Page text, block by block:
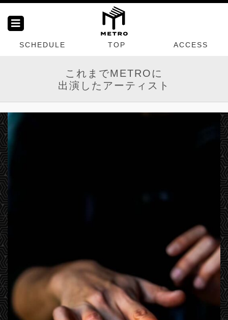
SCHEDULE TOP ACCESS
これまでMETROに
出演したアーティスト